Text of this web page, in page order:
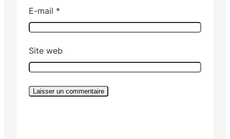
E-mail *
Site web